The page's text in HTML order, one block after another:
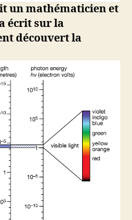
un mathématicien et
écrit sur la
découvert la